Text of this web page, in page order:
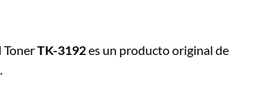
TonerTK-3192es un producto original de